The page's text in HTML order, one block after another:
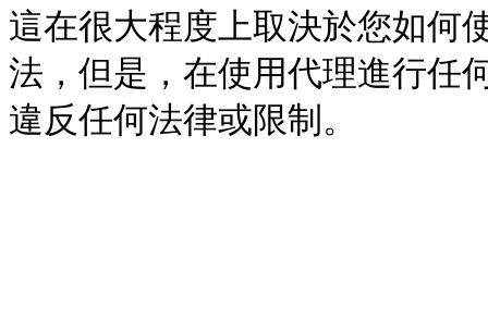
這在很大程度上取決於您如何
法，但是，在使用代理進行任